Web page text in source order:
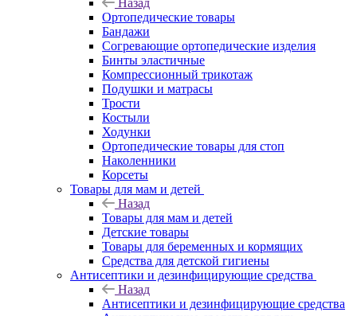
Назад
Ортопедические товары
Бандажи
Согревающие ортопедические изделия
Бинты эластичные
Компрессионный трикотаж
Подушки и матрасы
Трости
Костыли
Ходунки
Ортопедические товары для стоп
Наколенники
Корсеты
Товары для мам и детей
Назад
Товары для мам и детей
Детские товары
Товары для беременных и кормящих
Средства для детской гигиены
Антисептики и дезинфицирующие средства
Назад
Антисептики и дезинфицирующие средства